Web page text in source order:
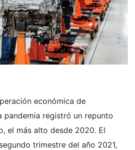
económica de
pandemia registró un repunto
el más alto desde 2020. El
trimestre del año 2021,